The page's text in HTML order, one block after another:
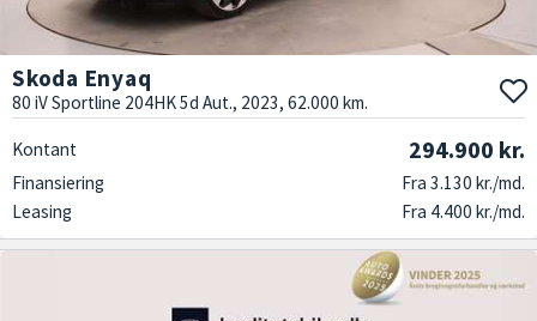
Skoda Enyaq
80 iV Sportline 204HK 5d Aut., 2023, 62.000 km.
Kontant 294.900 kr.
Finansiering
Fra 3.130 kr./md.
Leasing
Fra 4.400 kr./md.